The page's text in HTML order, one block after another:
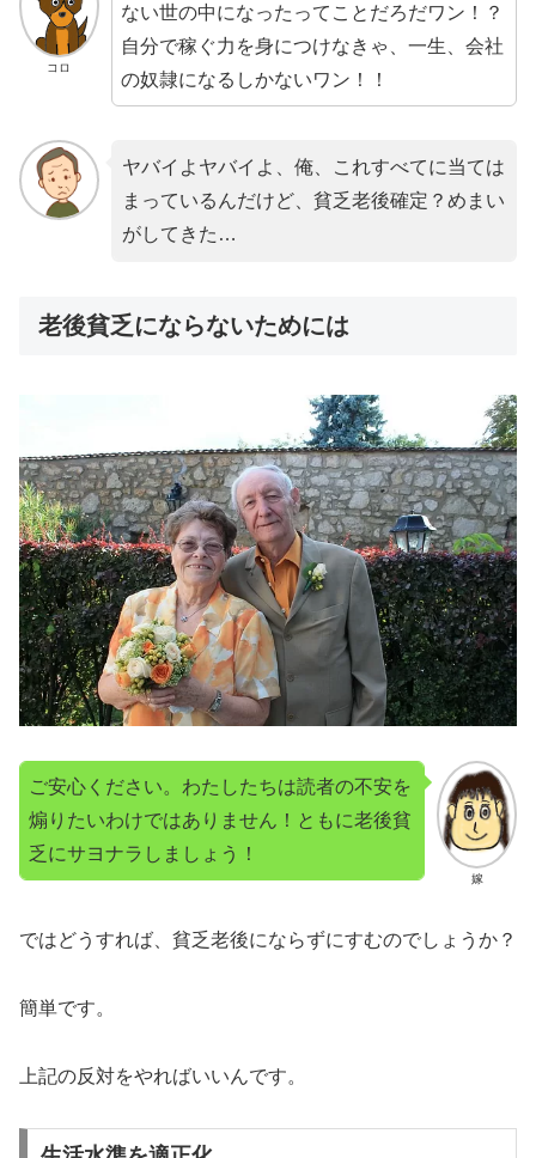
コロ
ない世の中になったってことだろだワン！？
自分で稼ぐ力を身につけなきゃ、一生、会社
の奴隷になるしかないワン！！
ヤバイよヤバイよ、俺、これすべてに当ては
まっているんだけど、貧乏老後確定？めまい
がしてきた…
老後貧乏にならないためには
嫁
ご安心ください。わたしたちは読者の不安を
煽りたいわけではありません！ともに老後貧
乏にサヨナラしましょう！
ではどうすれば、貧乏老後にならずにすむのでしょうか？
簡単です。
上記の反対をやればいいんです。